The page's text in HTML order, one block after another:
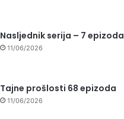
Nasljednik serija – 7 epizoda
11/06/2026
Tajne prošlosti 68 epizoda
11/06/2026